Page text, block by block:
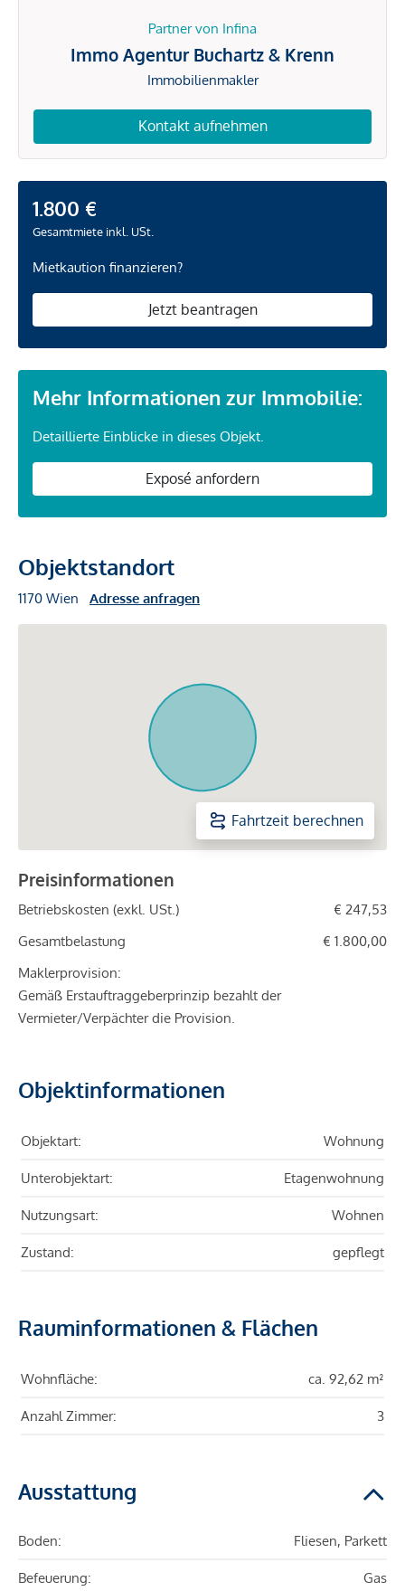
Partner von Infina
Immo Agentur Buchartz & Krenn
Immobilienmakler
Kontakt aufnehmen
1.800 €
Gesamtmiete inkl. USt.
Mietkaution finanzieren?
Jetzt beantragen
Mehr Informationen zur Immobilie:
Detaillierte Einblicke in dieses Objekt.
Exposé anfordern
Objektstandort
1170 Wien Adresse anfragen
Fahrtzeit berechnen
Preisinformationen
Betriebskosten (exkl. USt.)
€ 247,53
Gesamtbelastung
€ 1.800,00
Maklerprovision:
Gemäß Erstauftraggeberprinzip bezahlt der
Vermieter/Verpächter die Provision.
Objektinformationen
Objektart: Wohnung
Unterobjektart: Etagenwohnung
Nutzungsart: Wohnen
Zustand: gepflegt
Rauminformationen & Flächen
Wohnfläche: ca. 92,62 m²
Anzahl Zimmer: 3
Ausstattung
Boden: Fliesen, Parkett
Befeuerung: Gas